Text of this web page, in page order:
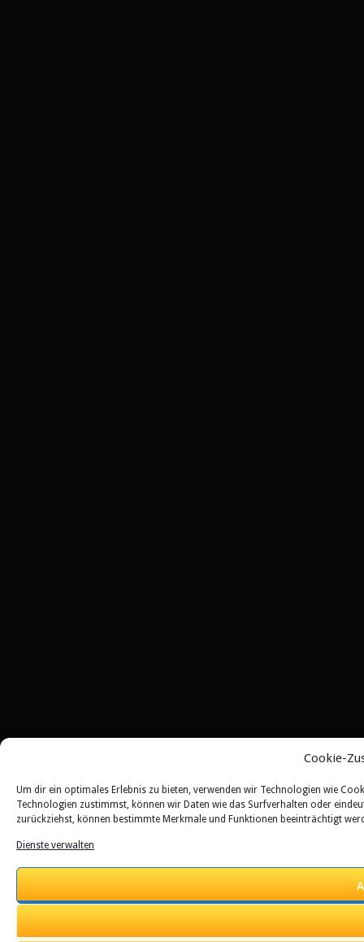
Cookie-
Um dir ein optimales Erlebnis zu bieten, verwenden wir Technologien wie
Technologien zustimmst, können wir Daten wie das Surfverhalten oder
zurückziehst, können bestimmte Merkmale und Funktionen beeinträchtigt
Dienste verwalten